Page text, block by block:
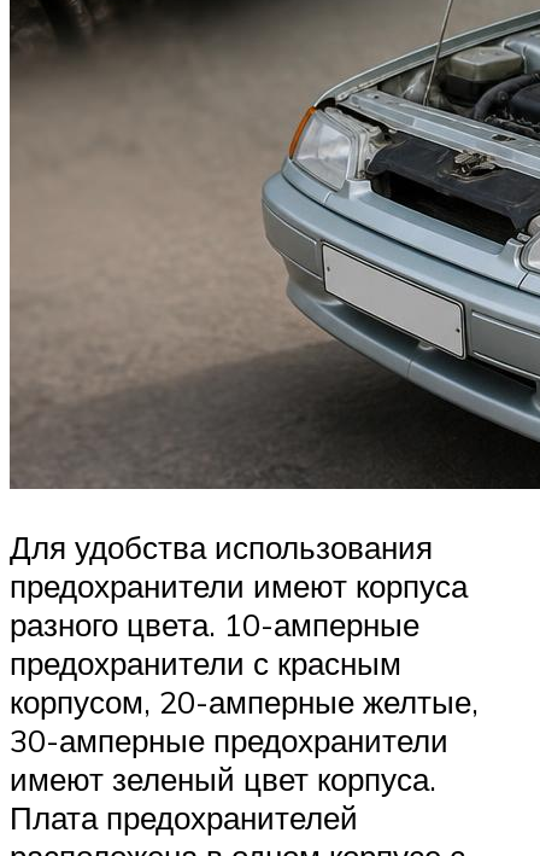
Для удобства использования
предохранители имеют корпуса
разного цвета. 10-амперные
предохранители с красным
корпусом, 20-амперные желтые,
30-амперные предохранители
имеют зеленый цвет корпуса.
Плата предохранителей